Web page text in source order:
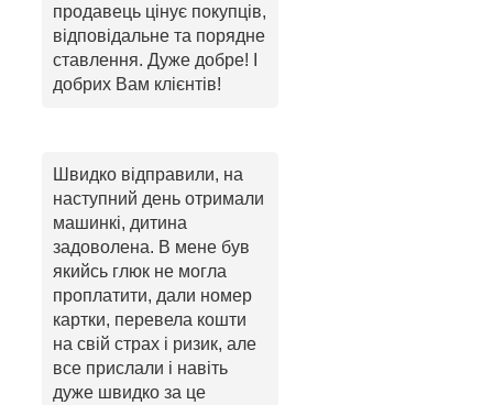
продавець цінує покупців,
відповідальне та порядне
ставлення. Дуже добре! І
добрих Вам клієнтів!
Швидко відправили, на
наступний день отримали
машинкі, дитина
задоволена. В мене був
якийсь глюк не могла
проплатити, дали номер
картки, перевела кошти
на свій страх і ризик, але
все прислали і навіть
дуже швидко за це